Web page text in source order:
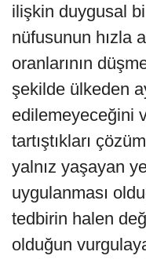
ilişkin duygusal
nüfusunun hızla
oranlarının
şekilde ülkeden
edilemeyeceğini
tartıştıkları
yalnız yaşayan
uygulanması
tedbirin halen
olduğun